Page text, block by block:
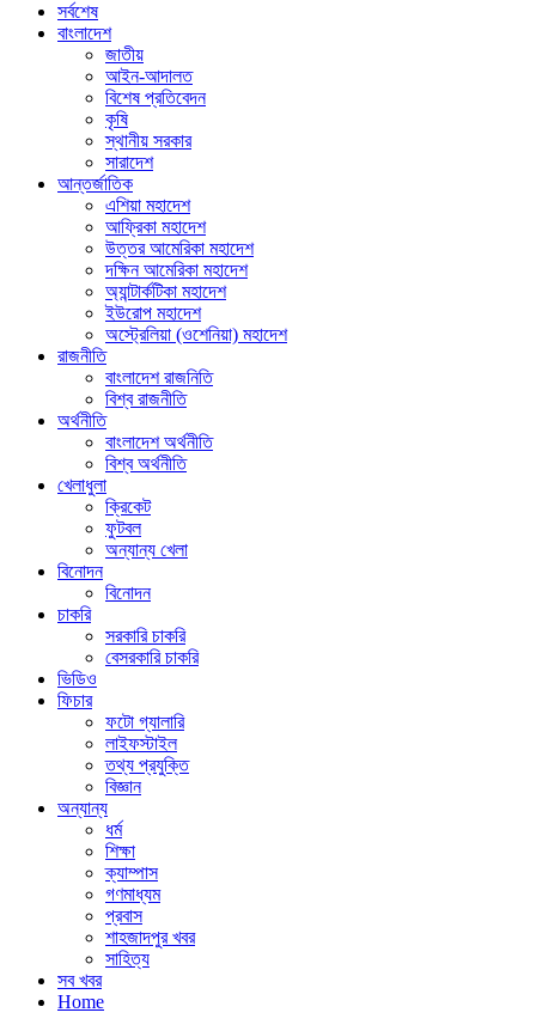
সর্বশেষ
বাংলাদেশ
জাতীয়
আইন-আদালত
বিশেষ প্রতিবেদন
কৃষি
স্থানীয় সরকার
সারাদেশ
আন্তর্জাতিক
এশিয়া মহাদেশ
আফ্রিকা মহাদেশ
উত্তর আমেরিকা মহাদেশ
দক্ষিন আমেরিকা মহাদেশ
অ্যান্টার্কটিকা মহাদেশ
ইউরোপ মহাদেশ
অস্ট্রেলিয়া (ওশেনিয়া) মহাদেশ
রাজনীতি
বাংলাদেশ রাজনিতি
বিশ্ব রাজনীতি
অর্থনীতি
বাংলাদেশ অর্থনীতি
বিশ্ব অর্থনীতি
খেলাধুলা
ক্রিকেট
ফুটবল
অন্যান্য খেলা
বিনোদন
বিনোদন
চাকরি
সরকারি চাকরি
বেসরকারি চাকরি
ভিডিও
ফিচার
ফটো গ্যালারি
লাইফস্টাইল
তথ্য প্রযুক্তি
বিজ্ঞান
অন্যান্য
ধর্ম
শিক্ষা
ক্যাম্পাস
গণমাধ্যম
প্রবাস
শাহজাদপুর খবর
সাহিত্য
সব খবর
Home